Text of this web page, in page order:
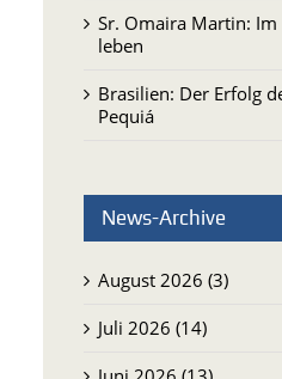
Sr. Omaira Martin: Im
leben
Brasilien: Der Erfolg
Pequiá
News-Archive
August 2026 (3)
Juli 2026 (14)